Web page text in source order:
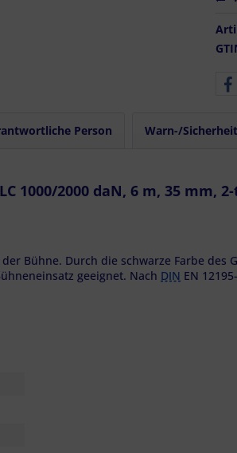
Person Warn-/
2000 daN, 6 m, 35 mm,
Bühne. Durch die schwarze Farbe
geeignet. Nach DIN EN